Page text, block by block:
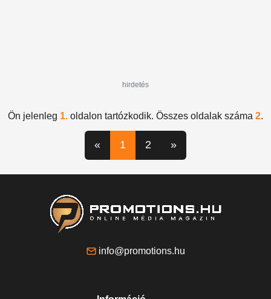
hirdetés
Ön jelenleg 1. oldalon tartózkodik. Összes oldalak száma 2.
« 1 2 »
info@promotions.hu